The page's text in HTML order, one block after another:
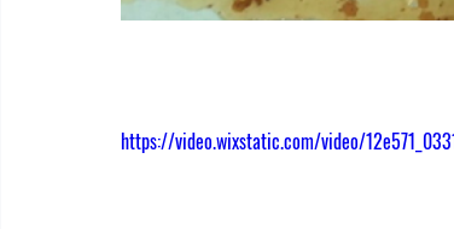
https://video.wixstatic.com/video/